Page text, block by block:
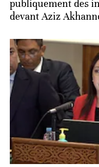
publiquement des
devant Aziz